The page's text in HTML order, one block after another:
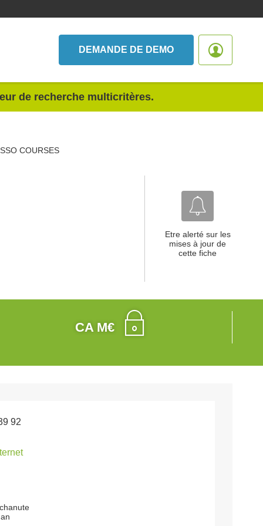
DEMANDE DE DEMO
de recherche multicritères.
COURSES
Etre alerté sur les
mises à jour de
cette fiche
CA M€
92